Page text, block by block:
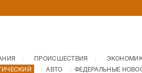
ПРОИСШЕСТВИЯ
АВТО ФЕДЕРАЛЬНЫЕ